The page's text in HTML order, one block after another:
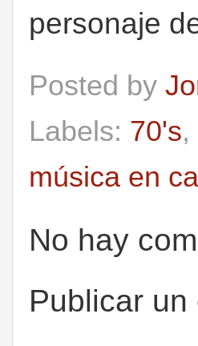
personaje
Posted by
Labels: 70's,
música en
No hay
Publicar un